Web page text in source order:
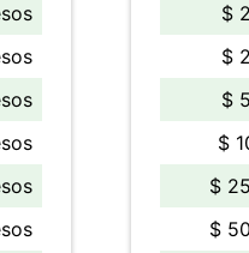
$
$
$
$
$
$